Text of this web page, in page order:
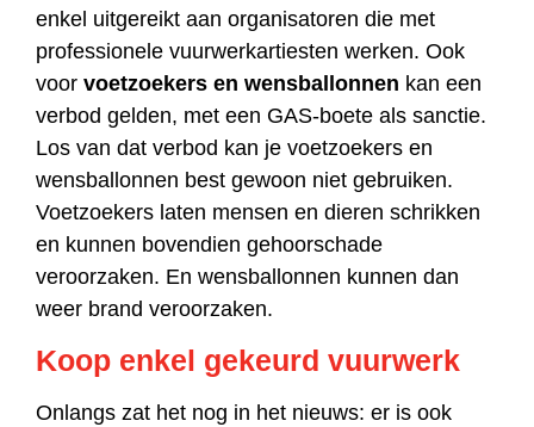
enkel uitgereikt aan organisatoren die met
professionele vuurwerkartiesten werken. Ook
voor voetzoekers en wensballonnen kan een
verbod gelden, met een GAS-boete als sanctie.
Los van dat verbod kan je voetzoekers en
wensballonnen best gewoon niet gebruiken.
Voetzoekers laten mensen en dieren schrikken
en kunnen bovendien gehoorschade
veroorzaken. En wensballonnen kunnen dan
weer brand veroorzaken.
Koop enkel gekeurd vuurwerk
Onlangs zat het nog in het nieuws: er is ook